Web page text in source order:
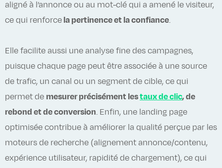
aligné à l’annonce ou au mot‑clé qui a amené le visiteur,
ce qui renforce la pertinence et la confiance.
Elle facilite aussi une analyse fine des campagnes,
puisque chaque page peut être associée à une source
de trafic, un canal ou un segment de cible, ce qui
permet de mesurer précisément lestaux de clic, de
rebond et de conversion. Enfin, une landing page
optimisée contribue à améliorer la qualité perçue par les
moteurs de recherche (alignement annonce/contenu,
expérience utilisateur, rapidité de chargement), ce qui